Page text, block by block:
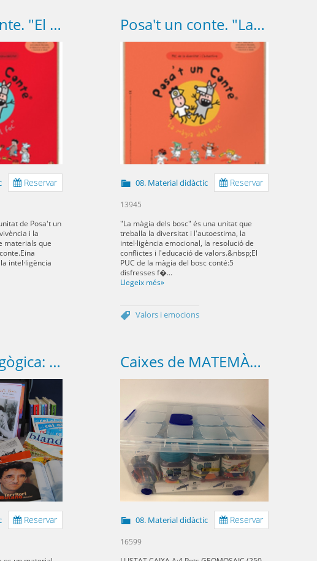
Posa't un Conte. "El pacte del foc"
Reservar
de Posa't un
i la
materials que
intel·ligència
Posa't un conte. "La màgia dels bosc"
Reservar
08. Material didàctic
13945
"La màgia dels bosc" és una unitat que
treballa la diversitat i l'autoestima, la
intel·ligència emocional, la resolució de
conflictes i l'educació de valors.&nbsp;El
PUC de la màgia del bosc conté:5
disfresses f�...
Llegeix més»
Valors i emocions
Maleta pedagògica: Roberto Bolaño en el aula
Reservar
Caixes de MATEMÀTIQUES csire
Reservar
08. Material didàctic
16599